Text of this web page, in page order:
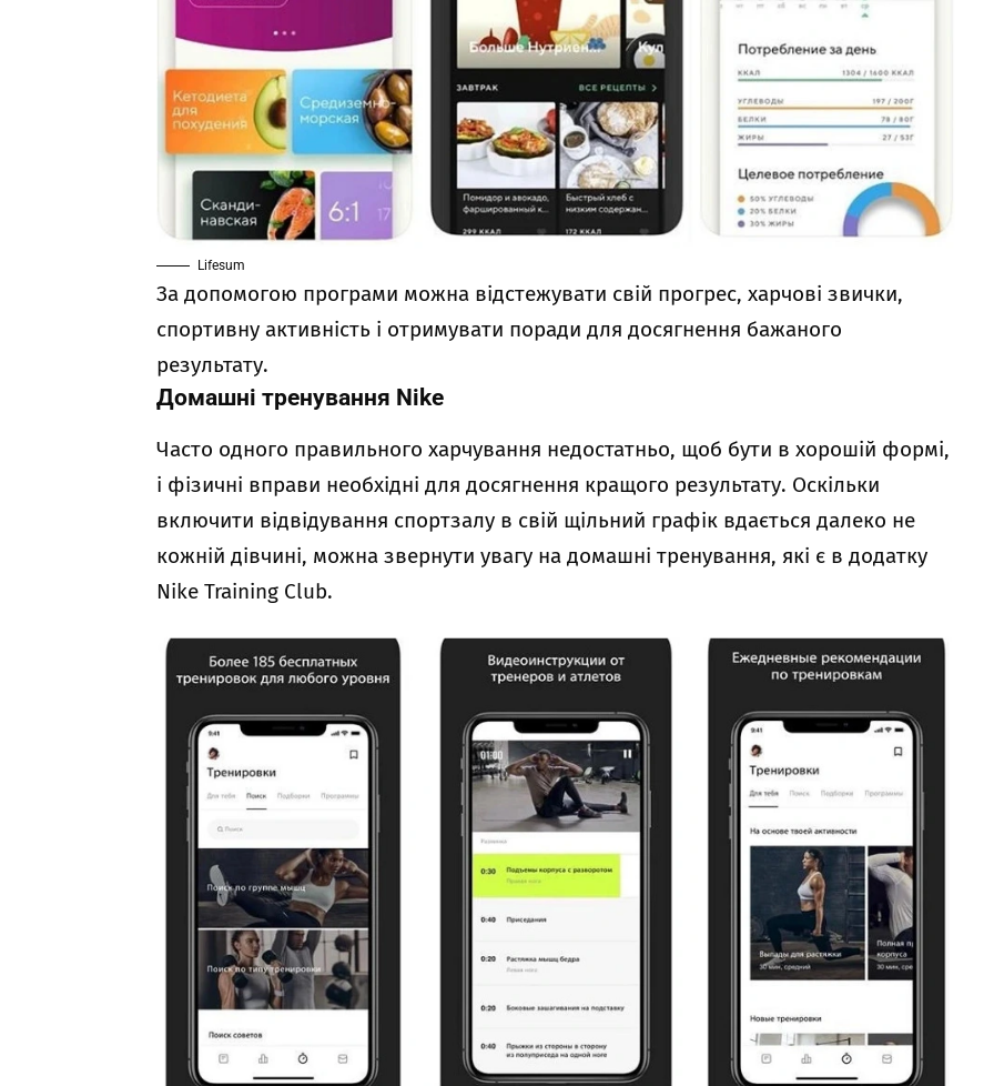
Lifesum
За допомогою програми можна відстежувати свій прогрес, харчові звички,
спортивну активність і отримувати поради для досягнення бажаного
результату.
Домашні тренування Nike
Часто одного правильного харчування недостатньо, щоб бути в хорошій формі,
і фізичні вправи необхідні для досягнення кращого результату. Оскільки
включити відвідування спортзалу в свій щільний графік вдається далеко не
кожній дівчині, можна звернути увагу на домашні тренування, які є в додатку
Nike Training Club.